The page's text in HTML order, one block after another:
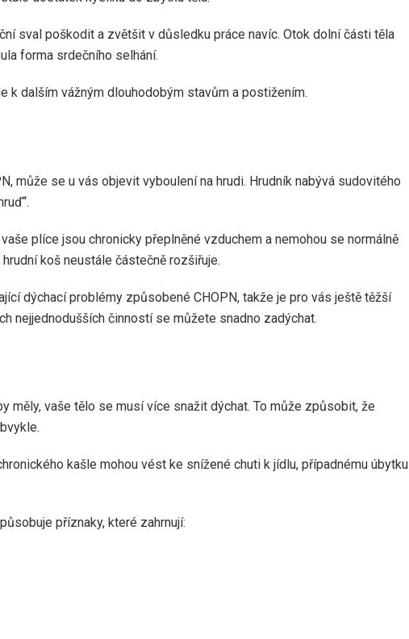
sval poškodit a zvětšit v důsledku práce navíc. Otok dolní části těla
forma srdečního selhání.
k dalším vážným dlouhodobým stavům a postižením.
může se u vás objevit vyboulení na hrudi. Hrudník nabývá sudovitého
plíce jsou chronicky přeplněné vzduchem a nemohou se normálně
koš neustále částečně rozšiřuje.
dýchací problémy způsobené CHOPN, takže je pro vás ještě těžší
nejjednodušších činností se můžete snadno zadýchat.
měly, vaše tělo se musí více snažit dýchat. To může způsobit, že
kašle mohou vést ke snížené chuti k jídlu, případnému úbytku
příznaky, které zahrnují: